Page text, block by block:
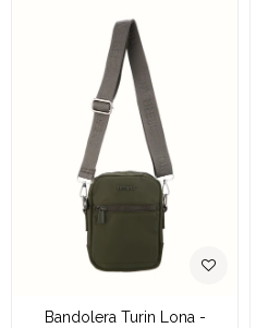
Bandolera Turin Lona -